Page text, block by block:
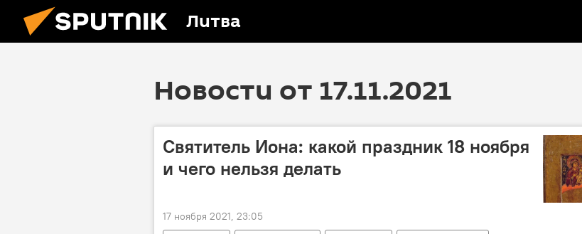
Литва
Новости от 17.11.2021
Святитель Иона: какой праздник 18 ноября
и чего нельзя делать
17 ноября 2021, 23:05